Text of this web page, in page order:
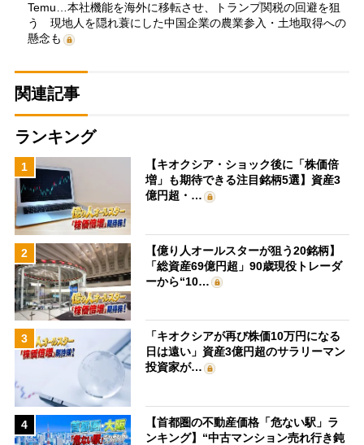
Temu…本社機能を海外に移転させ、トランプ関税の回避を狙
う 現地人を隠れ蓑にした中国企業の農業参入・土地取得への
懸念も
関連記事
ランキング
1
【キオクシア・ショック後に「株価倍
増」も期待できる注目銘柄5選】資産3
億円超・…
2
【億り人オールスターが狙う20銘柄】
「総資産69億円超」90歳現役トレーダ
ーから“10…
3
「キオクシアが再び株価10万円になる
日は遠い」資産3億円超のサラリーマン
投資家が…
4
【首都圏の不動産価格「危ない駅」ラ
ンキング】“中古マンション売れ行き鈍